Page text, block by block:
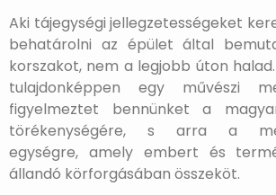
Aki tájegységi jellegzetességeket
behatárolni az épület által
korszakot, nem a legjobb úton
tulajdonképpen egy művészi
figyelmeztet bennünket a
törékenységére, s arra a
egységre, amely embert és
állandó körforgásában összeköt.